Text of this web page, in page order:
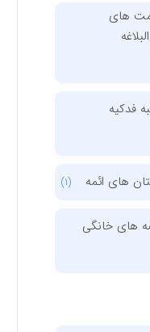
های
فدکیه
های ائمه
های خانگی